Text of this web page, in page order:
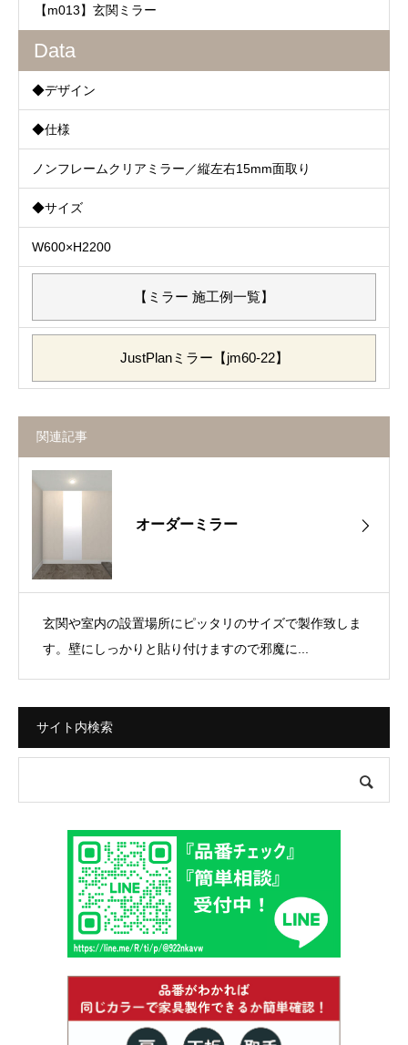
【m013】玄関ミラー
Data
◆デザイン
◆仕様
ノンフレームクリアミラー／縦左右15mm面取り
◆サイズ
W600×H2200
【ミラー 施工例一覧】
JustPlanミラー【jm60-22】
関連記事
オーダーミラー
玄関や室内の設置場所にピッタリのサイズで製作致しま
す。壁にしっかりと貼り付けますので邪魔に...
サイト内検索